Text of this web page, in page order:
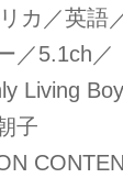
カ／英語
／5.1ch／
Living
子